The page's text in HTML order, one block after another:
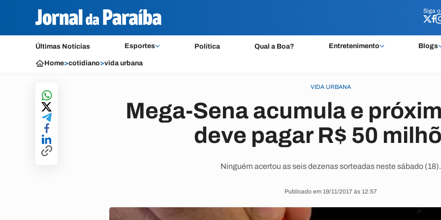
Siga o
Últimas Notícias Esportes Política Qual a Boa? Entretenimento Blogs
Siga o
Home>cotidiano>vida urbana
VIDA URBANA
Mega-Sena acumula e
deve pagar R$ 50
Ninguém acertou as seis dezenas sorteadas neste sábado (18).
Publicado em 19/11/2017 às 12:57